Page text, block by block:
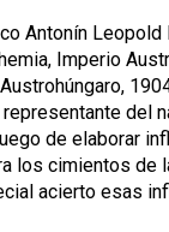
Antonín Leopold
Imperio
del
de elaborar
los cimientos de
acierto esas